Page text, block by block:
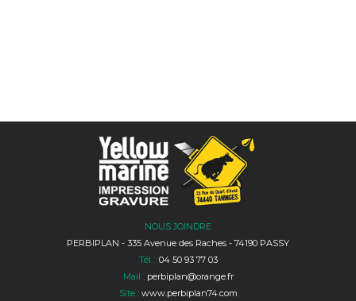
NOUS JOINDRE
PERBIPLAN - 335 Avenue des Raches - 74190 PASSY
Tél. :04 50 93 77 03
Mail :perbiplan@orange.fr
Site :www.perbiplan74.com